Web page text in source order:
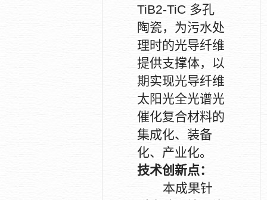
TiB2-TiC 多孔
陶瓷，为污水处
理时的光导纤维
提供支撑体，以
期实现光导纤维
太阳光全光谱光
催化复合材料的
集成化、装备
化、产业化。
技术创新点：
本成果针